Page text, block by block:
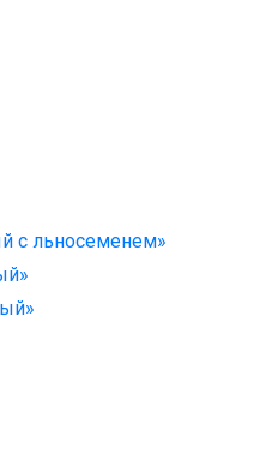
с льносеменем»